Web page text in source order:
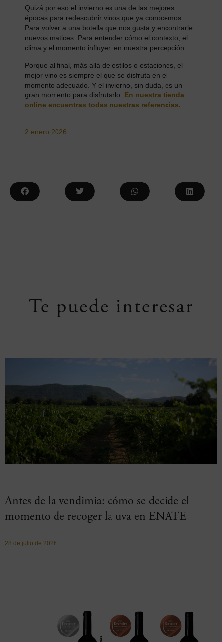
Quizá por eso el invierno es una de las mejores
épocas para redescubrir vinos que ya conocemos.
Para volver a una botella que nos gusta y encontrarle
nuevos matices. Para entender cómo el contexto, el
clima y el momento influyen en nuestra percepción.
Porque al final, más allá de estilos o estaciones, el
mejor vino es siempre el que se disfruta en el
momento adecuado. Y el invierno, sin duda, es un
gran momento para disfrutarlo. En nuestra tienda
online encuentras todas nuestras referencias.
2 enero 2026
Te puede interesar
Antes de la vendimia: cómo se decide el
momento de recoger la uva en ENATE
28 de julio de 2026